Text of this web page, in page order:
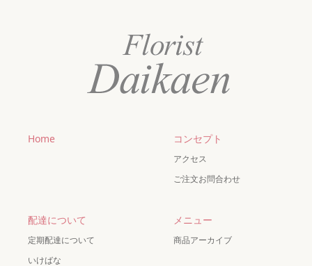
Home コンセプト
アクセス
ご注文お問合わせ
配達について
定期配達について
いけばな
メニュー
商品アーカイブ